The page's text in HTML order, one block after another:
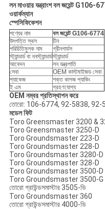
লন মাওয়ার যন্ত্রাংশ বল জয়েন্ট G106-
ওয়ার্কম্যান
স্পেসিফিকেশন
পণ্যের নাম
বল জয়েন্ট G106-6774
উৎপত্তি স্থল
চীন
পরিচিতিমুলক নাম
গ্রীনগার্ডস
স্ট্যান্ডার্ড বা ননস্ট্যান্ডার্ডস্ট্যান্ডার্ড
আবেদন
লন যন্ত্রপাতি
সেবা
OEM কাস্টমাইজড সেবা
প্যাকেজ
শক্ত কাগজ প্যাকিং
ই এম
গ্রহণযোগ্য
OEM নম্বর প্রতিস্থাপন করে
তোরো: 106-6774, 92-5838, 92-
মডেল ফিট
Toro Greensmaster 3200 &
Toro Greensmaster 3250-D
Toro Groundsmaster 223-D
Toro Groundsmaster 228-D
Toro Groundsmaster 3280-D
Toro Groundsmaster 328-D
Toro Groundsmaster 3500-D
Toro Groundsmaster 3500-G
তোরো গ্রাউন্ডসমাস্টার 3505-ডি
Toro Groundsmaster 360
তোরো গ্রাউন্ডসমাস্টার 4000-ডি